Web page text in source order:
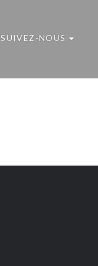
SUIVEZ-NOUS